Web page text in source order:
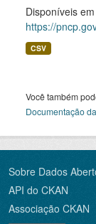
Disponíveis em
https://
CSV
Você também
Documentação
Sobre Dados
API do CKAN
Associação CKAN